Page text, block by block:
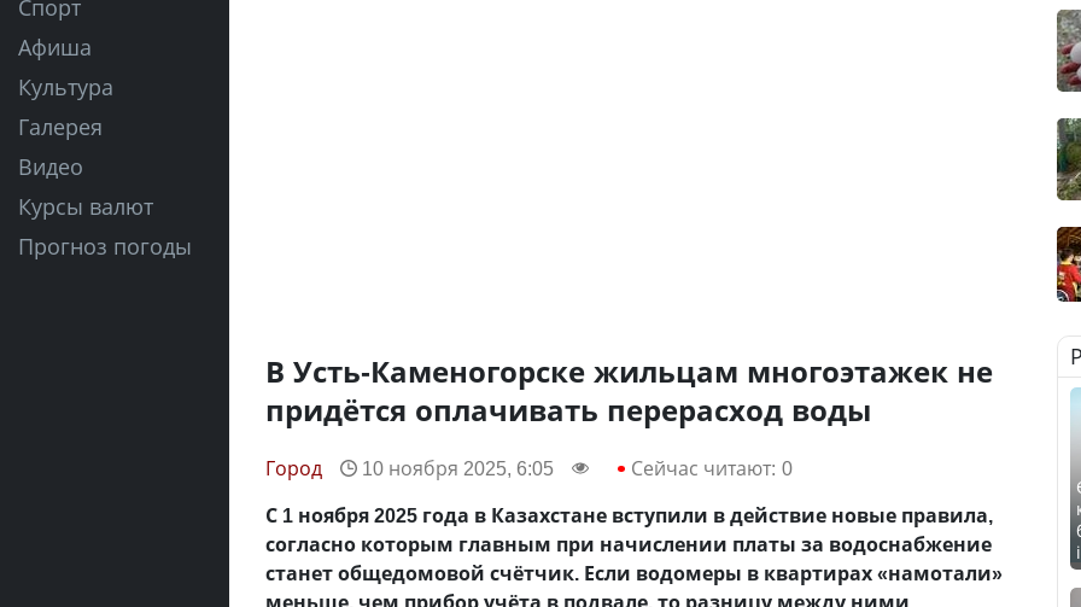
Спорт
Афиша
Культура
Галерея
Видео
Курсы валют
Прогноз погоды
В Усть-Каменогорске жильцам многоэтажек не
придётся оплачивать перерасход воды
Город 10 ноября 2025, 6:05 Сейчас читают: 0
С 1 ноября 2025 года в Казахстане вступили в действие новые правила,
согласно которым главным при начислении платы за водоснабжение
станет общедомовой счётчик. Если водомеры в квартирах «намотали»